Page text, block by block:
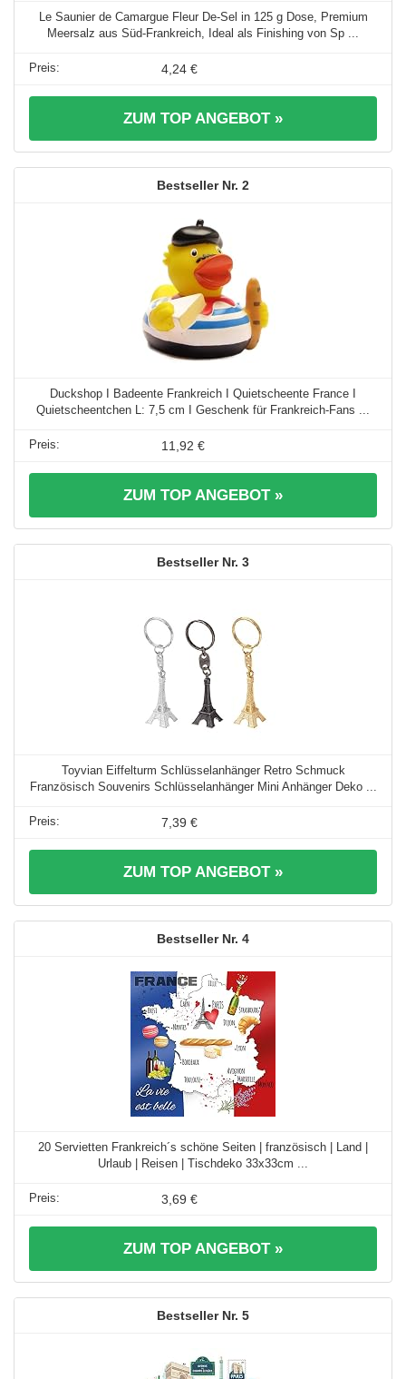
Le Saunier de Camargue Fleur De-Sel in 125 g Dose, Premium
Meersalz aus Süd-Frankreich, Ideal als Finishing von Sp ...
4,24 €
ZUM TOP ANGEBOT »
2
Duckshop I Badeente Frankreich I Quietscheente France I
Quietscheentchen L: 7,5 cm I Geschenk für Frankreich-Fans ...
11,92 €
ZUM TOP ANGEBOT »
3
Toyvian Eiffelturm Schlüsselanhänger Retro Schmuck
Französisch Souvenirs Schlüsselanhänger Mini Anhänger Deko ...
7,39 €
ZUM TOP ANGEBOT »
4
20 Servietten Frankreich´s schöne Seiten | französisch | Land |
Urlaub | Reisen | Tischdeko 33x33cm ...
3,69 €
ZUM TOP ANGEBOT »
5